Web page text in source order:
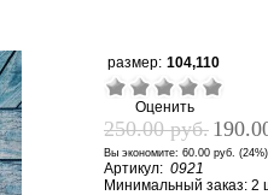
размер: 104,110
Оценить
250.00 руб.
Вы экономите: 60.00 руб. (24%)
Артикул: 0921
Минимальный заказ: 2